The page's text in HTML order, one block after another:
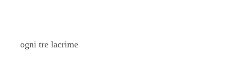
ogni tre lacrime